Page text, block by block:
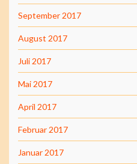
September 2017
August 2017
Juli 2017
Mai 2017
April 2017
Februar 2017
Januar 2017